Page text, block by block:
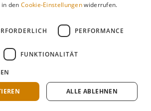
sollte man Santorini
Santorini in der Hauptsaison vs.
in denCookie-Einstellungenwiderrufen.
PERFORMANCE
FUNKTIONALITÄT
ALLE ABLEHNEN